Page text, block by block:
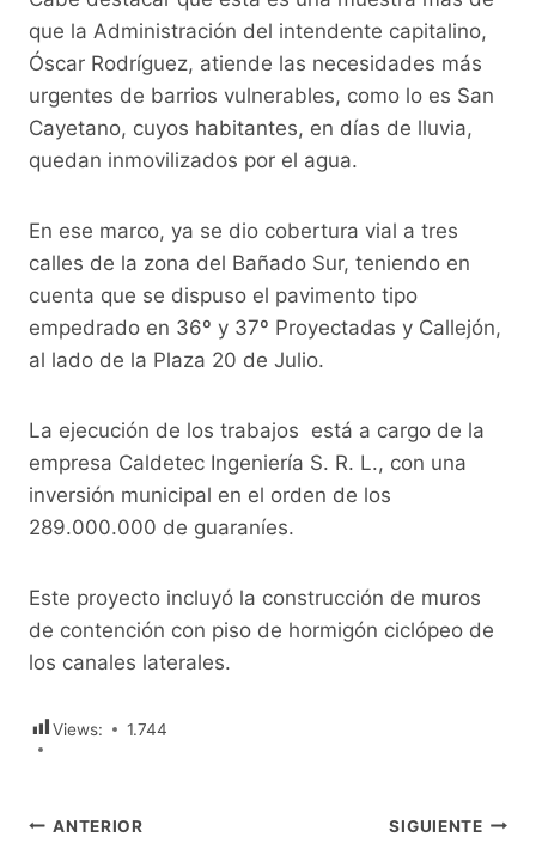
que la Administración del intendente capitalino,
Óscar Rodríguez, atiende las necesidades más
urgentes de barrios vulnerables, como lo es San
Cayetano, cuyos habitantes, en días de lluvia,
quedan inmovilizados por el agua.
En ese marco, ya se dio cobertura vial a tres
calles de la zona del Bañado Sur, teniendo en
cuenta que se dispuso el pavimento tipo
empedrado en 36º y 37º Proyectadas y Callejón,
al lado de la Plaza 20 de Julio.
La ejecución de los trabajos está a cargo de la
empresa Caldetec Ingeniería S. R. L., con una
inversión municipal en el orden de los
289.000.000 de guaraníes.
Este proyecto incluyó la construcción de muros
de contención con piso de hormigón ciclópeo de
los canales laterales.
Views: 1.744
Navegación
ANTERIOR SIGUIENTE